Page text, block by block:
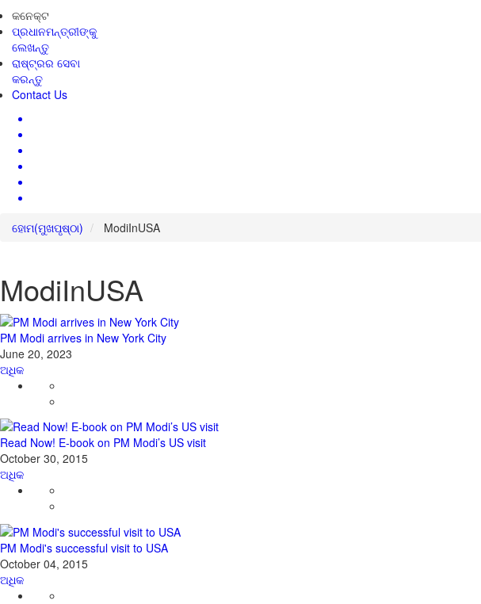
କନେକ୍ଟ
ପ୍ରଧାନମନ୍ତ୍ରୀଙ୍କୁ
ଲେଖନ୍ତୁ
ରାଷ୍ଟ୍ରର ସେବା
କରନ୍ତୁ
Contact Us
ହୋମ(ମୁଖପୃଷ୍ଠା) ModiInUSA
ModiInUSA
PM Modi arrives in New York City
June 20, 2023
ଅଧିକ
Read Now! E-book on PM Modi’s US visit
October 30, 2015
ଅଧିକ
PM Modi's successful visit to USA
October 04, 2015
ଅଧିକ